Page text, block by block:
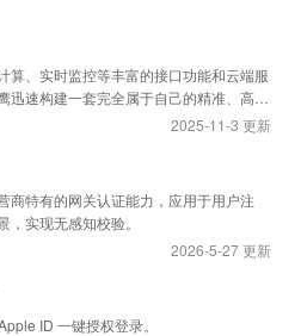
算、实时监控等丰富的接口功能和云端服
速构建一套完全属于自己的精准、高效
队管理、人员管理等领域。2025-11-3 更新
商特有的网关认证能力，应用于用户注
实现无感知校验。
2026-5-27 更新
ID 一键授权登录。